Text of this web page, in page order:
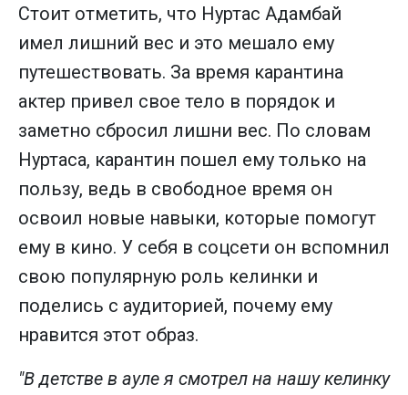
Стоит отметить, что Нуртас Адамбай
имел лишний вес и это мешало ему
путешествовать. За время карантина
актер привел свое тело в порядок и
заметно сбросил лишни вес. По словам
Нуртаса, карантин пошел ему только на
пользу, ведь в свободное время он
освоил новые навыки, которые помогут
ему в кино. У себя в соцсети он вспомнил
свою популярную роль келинки и
поделись с аудиторией, почему ему
нравится этот образ.
"В детстве в ауле я смотрел на нашу келинку